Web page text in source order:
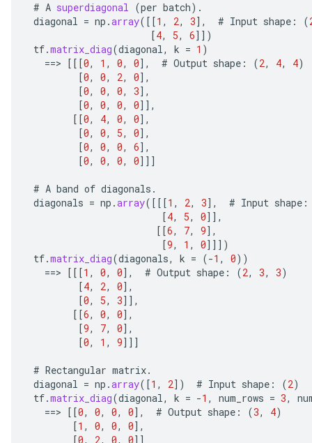
# A superdiagonal (per batch).
diagonal = np .array( [[1 , 2, 3] , # Input shape : (
[4, 5, 6]] )
tf.matrix_diag(diagonal, k = 1 )
==> [[[0, 1 , 0, 0] , # Output shape : (2, 4, 4)
[0, 0, 2, 0] ,
[0, 0, 0, 3] ,
[0, 0, 0, 0]] ,
[[0, 4, 0, 0] ,
[0, 0, 5, 0] ,
[0, 0, 0, 6] ,
[0, 0, 0, 0]]]
# A band of diagonals .
diagonals = np .array( [[[1 , 2, 3] , # Input shape :
[4, 5, 0]] ,
[[6, 7, 9] ,
[9, 1 , 0]]] )
tf.matrix_diag(diagonals, k = (-1 , 0))
==> [[[1 , 0, 0] , # Output shape : (2, 3, 3)
[4, 2, 0] ,
[0, 5, 3]] ,
[[6, 0, 0] ,
[9, 7, 0] ,
[0, 1 , 9]]]
# Rectangular matrix.
diagonal = np .array( [1 , 2] ) # Input shape : (2)
tf.matrix_diag(diagonal, k = -1 , num_rows = 3,
==> [[0, 0, 0, 0] , # Output shape : (3, 4)
[1 , 0, 0, 0] ,
[0, 2, 0, 0]]